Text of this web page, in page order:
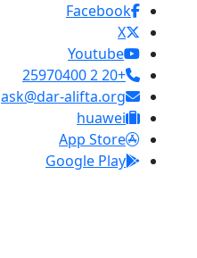
Facebook
X
Youtube
+20 2 25970400
ask@dar-alifta.org
huawei
App Store
Google Play